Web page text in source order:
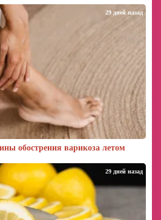
обострения варикоза летом
29 дней назад
29 дней назад